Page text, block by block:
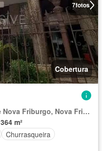
7fotos
Cobertura
Região Geográfica Imediata de Nova Friburgo, Nova Friburgo
364 m²
Churrasqueira